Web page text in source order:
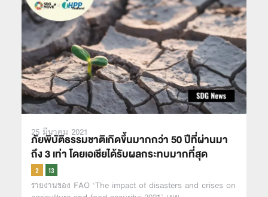
25 มีนาคม 2021
ภัยพิบัติธรรมชาติเกิดขึ้นมากกว่า 50 ปีที่ผ่านมา
ถึง 3 เท่า โดยเอเชียได้รับผลกระทบมากที่สุด
รายงานของ FAO ‘The impact of disasters and crises on